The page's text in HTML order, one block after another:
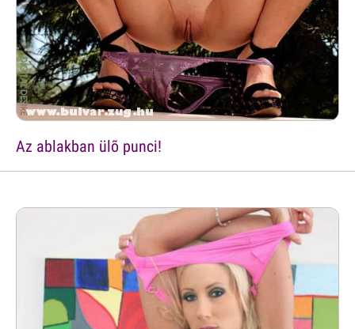
Az ablakban ülõ punci!